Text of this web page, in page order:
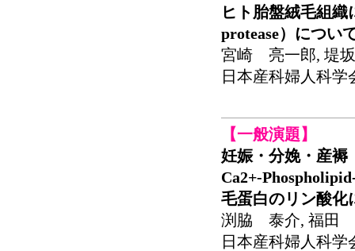
ヒト胎盤絨毛組
protease）につい
宮崎 亮一郎, 堤
日本産科婦人科学
【一般演題】
妊娠・分娩・産褥
Ca2+-
毛蛋白のリン酸化
渕脇 泰介, 福田
日本産科婦人科学